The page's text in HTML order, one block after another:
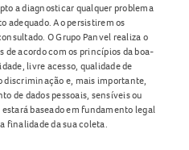
a diagnosticar qualquer problema
adequado. Ao persistirem os
O Grupo Panvel realiza o
de acordo com os princípios da boa-
livre acesso, qualidade de
discriminação e, mais importante,
de dados pessoais, sensíveis ou
baseado em fundamento legal
finalidade da sua coleta.